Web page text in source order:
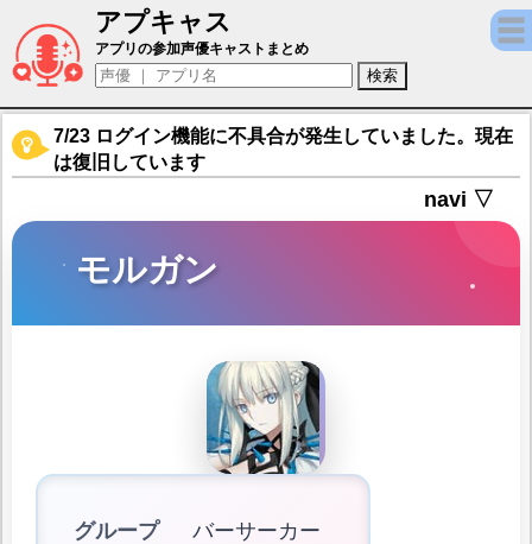
アプキャス
モルガン（声優：石川由依)【Fate/Grand
アプリの参加声優キャストまとめ
7/23 ログイン機能に不具合が発生していました。現在
は復旧しています
navi ▽
モルガン
グループ
バーサーカー